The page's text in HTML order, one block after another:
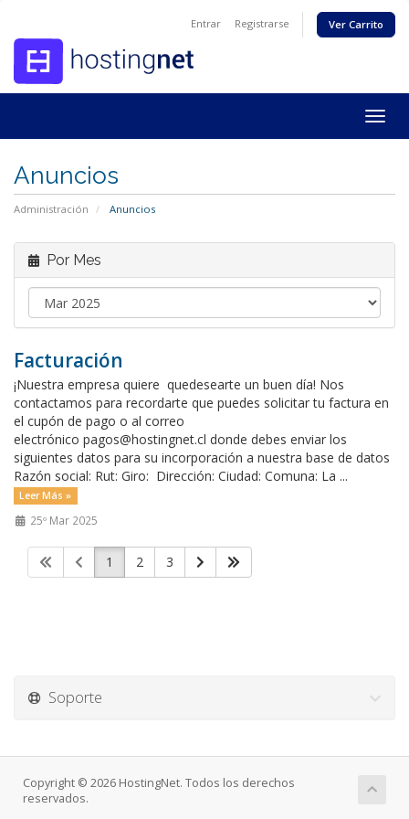
Entrar Registrarse Ver Carrito
Anuncios
Administración Anuncios
Por Mes
Facturación
¡Nuestra empresa quiere quedesearte un buen día! Nos
contactamos para recordarte que puedes solicitar tu factura en
el cupón de pago o al correo
electrónico pagos@hostingnet.cl donde debes enviar los
siguientes datos para su incorporación a nuestra base de datos
Razón social: Rut: Giro: Dirección: Ciudad: Comuna: La ...
Leer Más »
25º Mar 2025
1 2 3
Soporte
Copyright © 2026 HostingNet. Todos los derechos
reservados.